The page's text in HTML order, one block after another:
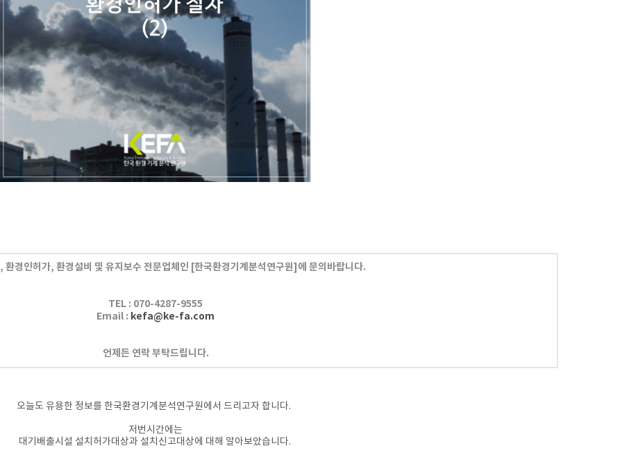
환경인허가, 환경설비 및 유지보수 전문업체인 [한국환경기계분석연구원]에 문의바랍니다.
TEL : 070-4287-9555
Email : kefa@ke-fa.com
언제든 연락 부탁드립니다.
​오늘도 유용한 정보를 한국환경기계분석연구원에서 드리고자 합니다.
저번시간에는
대기배출시설 설치허가대상과 설치신고대상에 대해 알아보았습니다. ​